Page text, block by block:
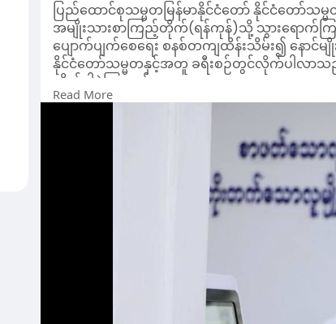
ပြည်ထောင်စုသမ္မတမြန်မာနိုင်ငံတော် နိုင်ငံတော်
အမျိုးသားစာကြည့်တိုက်(ရန်ကုန်)သို့ သွားရောက်ကြည့်
ပျောက်ပျက်စေရေး စနစ်တကျထိန်းသိမ်း၍ နောင်
နိုင်ငံတော်သမ္မတနှင့်အတူ ခရီးစဉ်တွင်လိုက်ပါလာသည့် အ
လိုက်ပါခဲ့ကြသည်။
နိုင်ငံတော်သမ္မတနှင့်အဖွဲ့သည် ပန်းဘဲတန်းမြို့နယ်
ထို့နောက် စာကြည့်တိုက်ညီလာခံခန်းမ၌ တာဝန်ရှိ
အကောင်အထည်ဖော်ဆောင်ရွက်နေမှု၊ စာဖတ်ခန်းနှင့်
လာရောက်လေ့လာနိုင်ရေး ဆောင်ရွက်ပေးထားမှု
ထို့ပြင် စာကြည့်တိုက်စီမံခန့်ခွဲမှုပညာ ဒီပလိုမာသင်တန်း
အသိပညာပေးလုပ်ငန်းများ၊ နိုင်ငံတကာစာကြည့်
ရှင်းလင်းတင်ပြမှုများနှင့်စပ်လျဉ်း၍ နိုင်ငံတေ
ကြောင်း၊ နိုင်ငံတော်အနေဖြင့် ကျောင်းပြင်
စာကြည့်တိုက်များ တည်ဆောက်ပေးကာ စာအုပ်စာပ
မိမိတို့နိုင်ငံ၌ စာအုပ်စာပေဖတ်ရှုသူ အချိုးအစား
ရောက်ဖတ်ရှုလေ့လာနိုင်ရေးနှင့် စာဖတ်သည့်အလေ့အ
ဖြစ်ကြောင်း နိုင်ငံတော်သမ္မတက မှာကြားသည်။
Read More